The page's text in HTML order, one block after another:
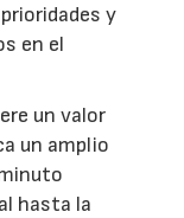
y
en el
un valor
un amplio
hasta la